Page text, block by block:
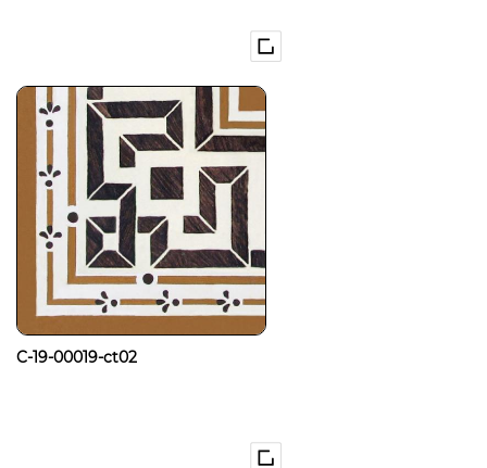
C-19-00019-ct02